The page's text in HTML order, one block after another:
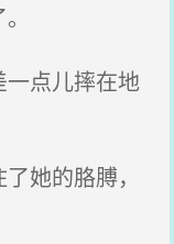
点儿摔在地
她的胳膊，